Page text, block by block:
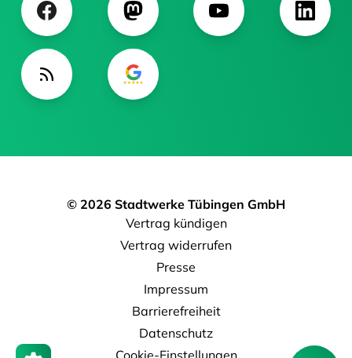
© 2026 Stadtwerke Tübingen GmbH
Vertrag kündigen
Vertrag widerrufen
Presse
Impressum
Barrierefreiheit
Datenschutz